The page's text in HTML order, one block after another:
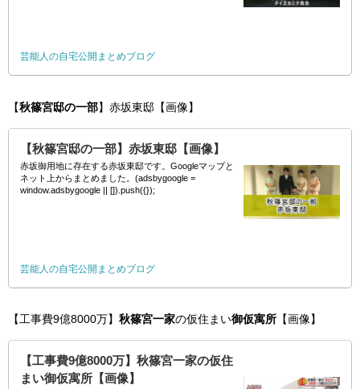
芸能人の自宅公開まとめブログ
【秋篠宮邸の一部】赤坂東邸【画像】
【秋篠宮邸の一部】赤坂東邸【画像】
赤坂御用地に存在する赤坂東邸です。Googleマップと
ネット上からまとめました。(adsbygoogle =
window.adsbygoogle || []).push({});
芸能人の自宅公開まとめブログ
【工事費9億8000万】 秋篠宮一家の仮住まい御仮寓所 【画像】
【工事費9億8000万】秋篠宮一家の仮住
まい御仮寓所【画像】